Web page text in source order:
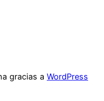
gracias a WordPress